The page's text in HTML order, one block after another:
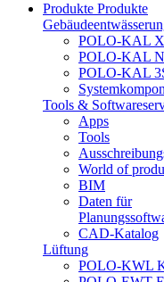
Produkte Produkte
POLO-KAL
POLO-KAL
POLO-KAL
Tools &
Apps
Tools
World of
BIM
Daten für
CAD-Katalog
Lüftung
POLO-KWL